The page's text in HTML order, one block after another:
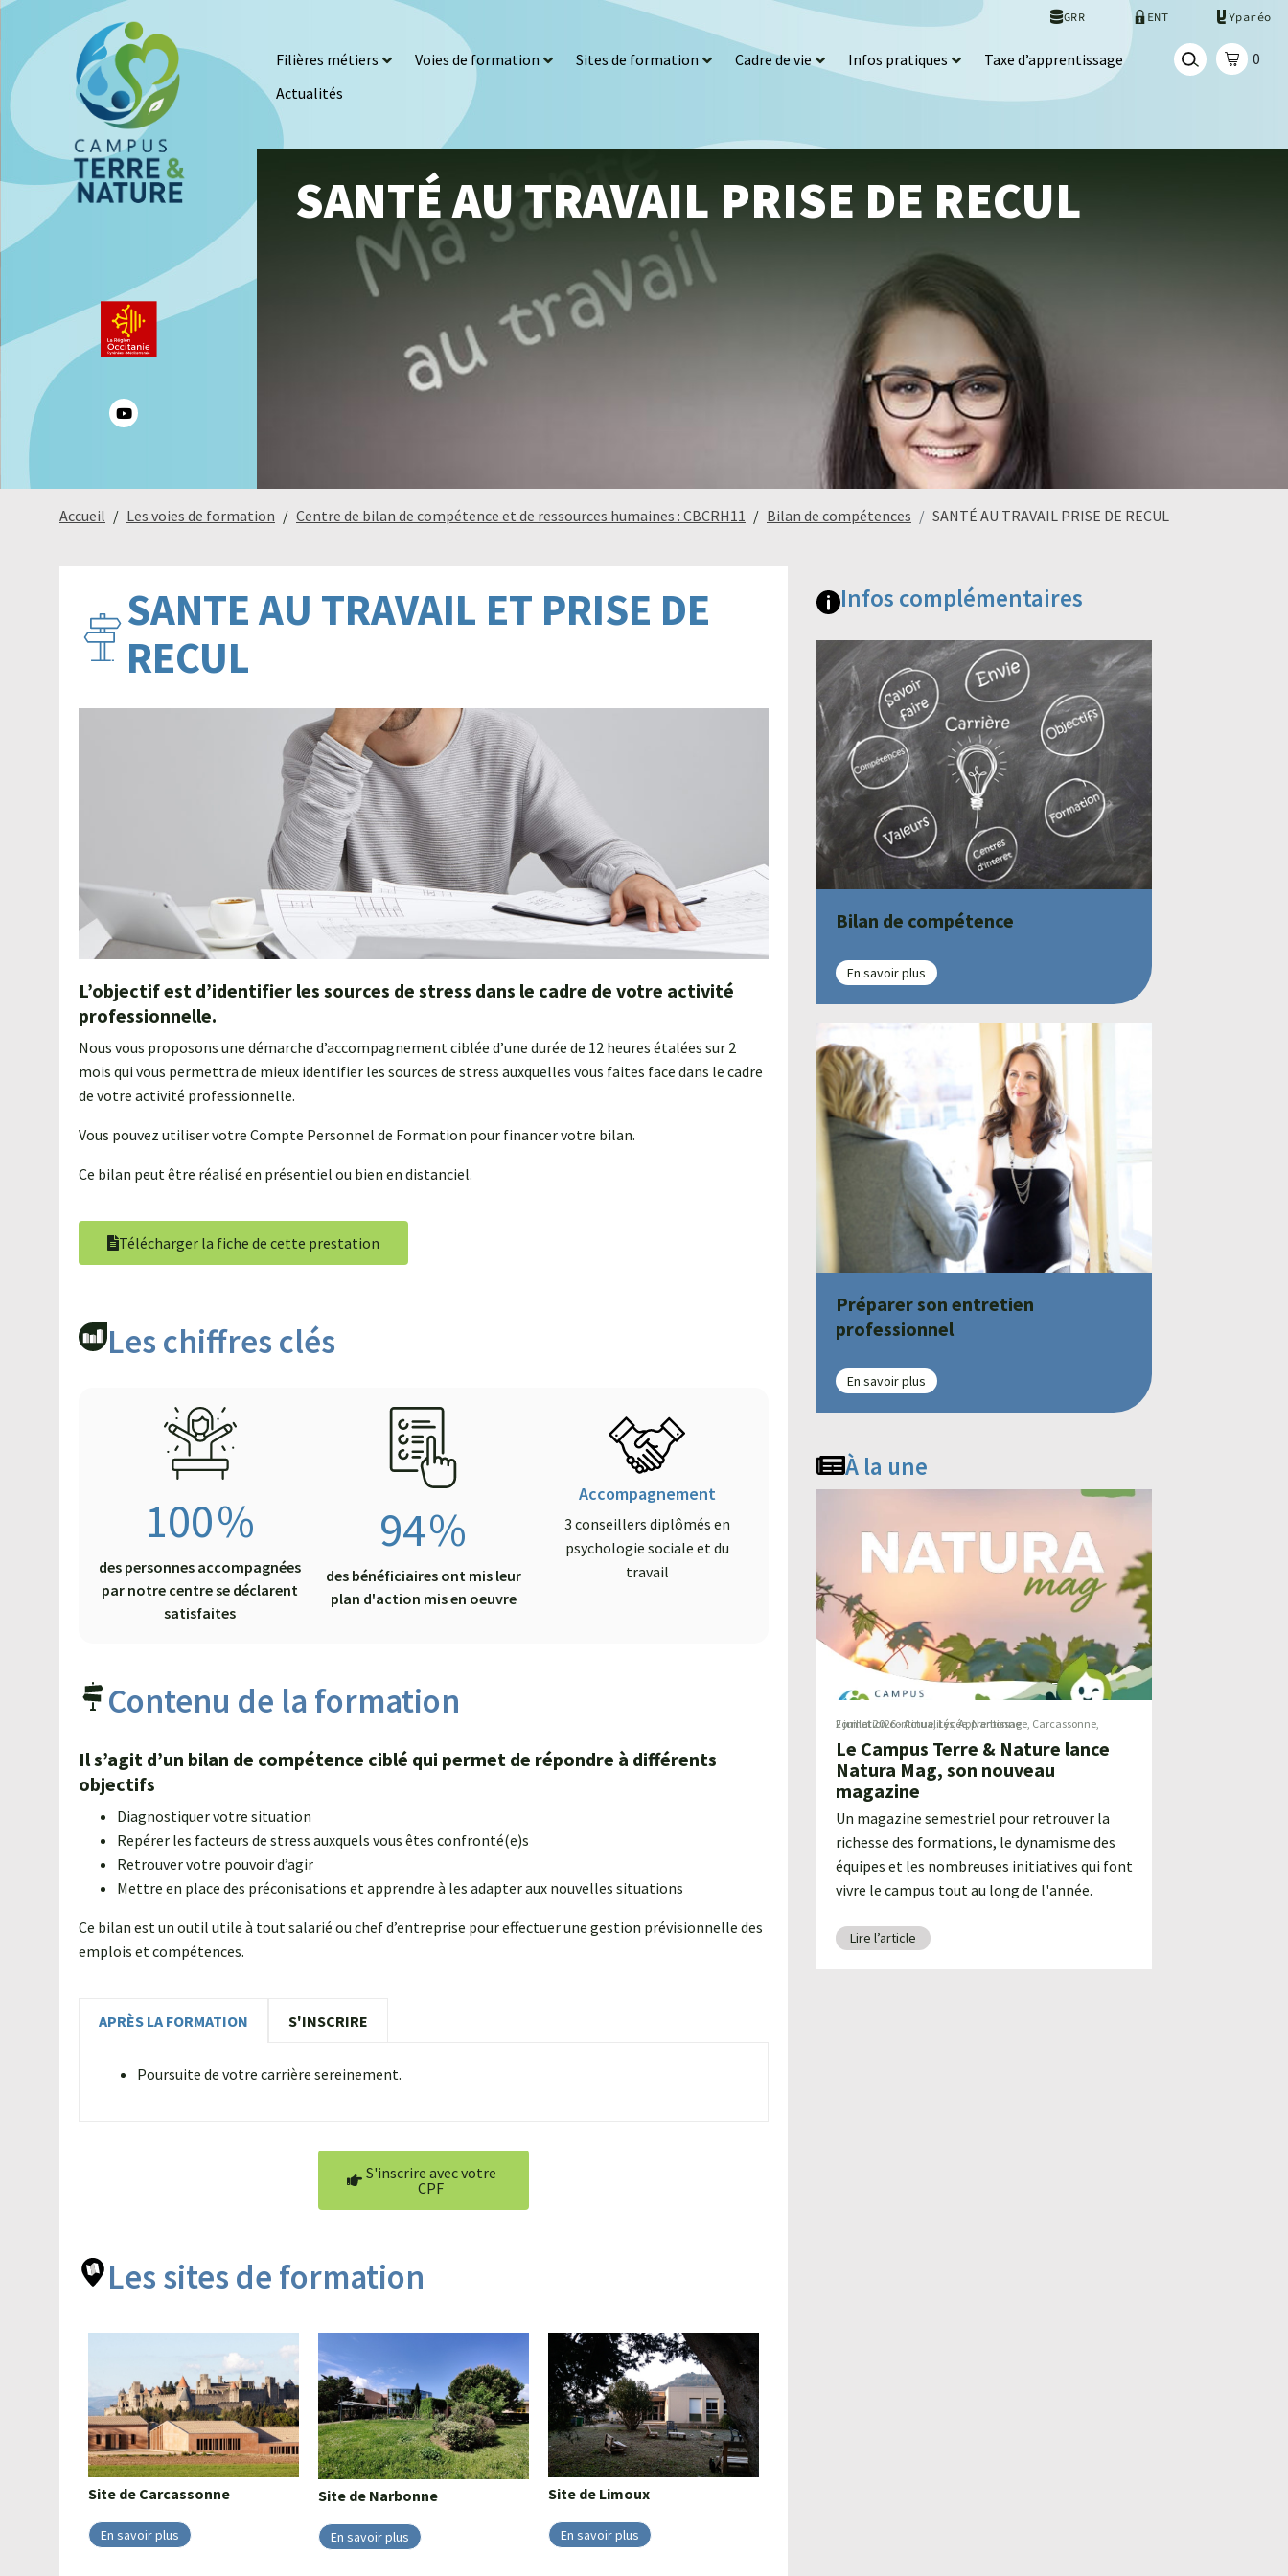
GRR ENT Yparéo
Filières métiers Voies de formation Sites de formation Cadre de vie Infos pratiques
Taxe d’apprentissage
Actualités
0
SANTÉ AU TRAVAIL PRISE DE RECUL
Accueil Les voies de formation Centre de bilan de compétence et de ressources humaines : CBCRH11 Bilan de compétences SANTÉ AU TRAVAIL PRISE DE RECUL
SANTE AU TRAVAIL ET PRISE DE
RECUL
L’objectif est d’identifier les sources de stress dans le cadre de votre activité
professionnelle.
Nous vous proposons une démarche d’accompagnement ciblée d’une durée de 12 heures étalées sur 2
mois qui vous permettra de mieux identifier les sources de stress auxquelles vous faites face dans le cadre
de votre activité professionnelle.
Vous pouvez utiliser votre Compte Personnel de Formation pour financer votre bilan.
Ce bilan peut être réalisé en présentiel ou bien en distanciel.
Télécharger la fiche de cette prestation
Les chiffres clés​
100%
des personnes accompagnées
par notre centre se déclarent
satisfaites
94%
des bénéficiaires ont mis leur
plan d'action mis en oeuvre
Accompagnement
3 conseillers diplômés en
psychologie sociale et du
travail
Contenu de la formation
Il s’agit d’un bilan de compétence ciblé qui permet de répondre à différents
objectifs
Diagnostiquer votre situation
Repérer les facteurs de stress auxquels vous êtes confronté(e)s
Retrouver votre pouvoir d’agir
Mettre en place des préconisations et apprendre à les adapter aux nouvelles situations
Ce bilan est un outil utile à tout salarié ou chef d’entreprise pour effectuer une gestion prévisionnelle des
emplois et compétences.
APRÈS LA FORMATION S'INSCRIRE
Poursuite de votre carrière sereinement.
S'inscrire avec votre
CPF
Les sites de formation
Site de Carcassonne
En savoir plus
Site de Narbonne
En savoir plus
Site de Limoux
En savoir plus
Infos complémentaires
Bilan de compétence
En savoir plus
Préparer son entretien
professionnel
En savoir plus
À la une
2 juillet 2026-Actualités,Apprentissage, Carcassonne,
Formation continue,Lycée,Narbonne
Le Campus Terre & Nature lance
Natura Mag, son nouveau
magazine
Un magazine semestriel pour retrouver la
richesse des formations, le dynamisme des
équipes et les nombreuses initiatives qui font
vivre le campus tout au long de l'année.
Lire l’article